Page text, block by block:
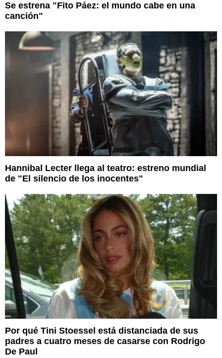
Se estrena "Fito Páez: el mundo cabe en una
canción"
Hannibal Lecter llega al teatro: estreno mundial
de "El silencio de los inocentes"
Por qué Tini Stoessel está distanciada de sus
padres a cuatro meses de casarse con Rodrigo
De Paul